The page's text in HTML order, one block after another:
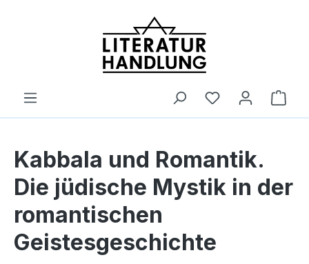
Kabbala und Romantik.
Die jüdische Mystik in der
romantischen
Geistesgeschichte